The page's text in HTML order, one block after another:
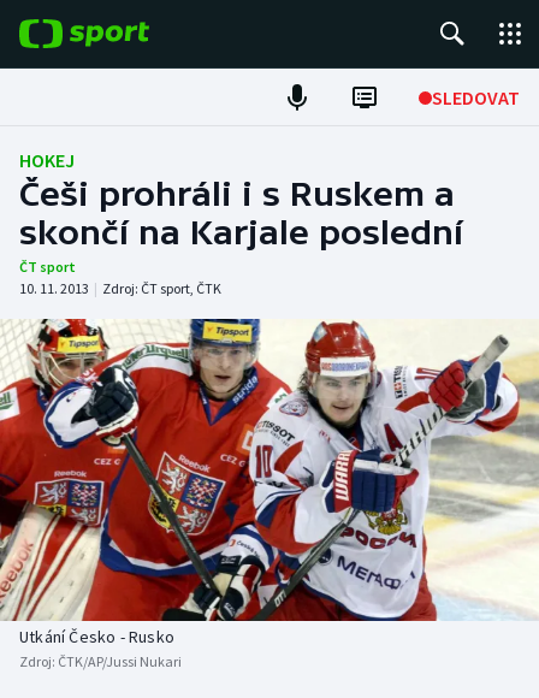
SLEDOVAT
Fotbal
Hokej
Tenis
Atletika
Cyklistika
DALŠÍ SPORTY
Americký fotbal
Baseball a softbal
Basketbal
Biatlon
NEPŘEHLÉDNĚTE
Soutěže
Historické návraty
Aplikace ČT sport
HOKEJ
Češi prohráli i s Ruskem a
skončí na Karjale poslední
ČT sport
10. 11. 2013 | Zdroj: ČT sport, ČTK
Utkání Česko - Rusko
Zdroj: ČTK/AP/Jussi Nukari